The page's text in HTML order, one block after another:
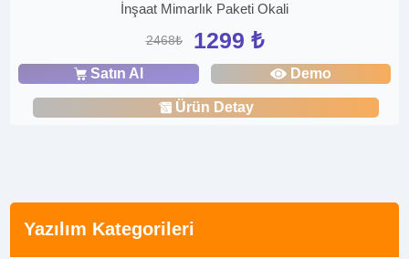
Yazılım Kategorileri
İnşaat Mimarlık Paketi Okali
2468₺ 1299 ₺
Satın Al Demo
Ürün Detay